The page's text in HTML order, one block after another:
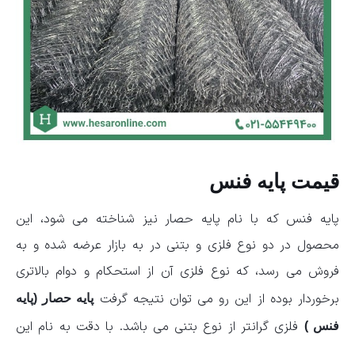
قیمت پایه فنس
پایه فنس که با نام پایه حصار نیز شناخته می شود، این
محصول در دو نوع فلزی و بتنی در به بازار عرضه شده و به
فروش می رسد، که نوع فلزی آن از استحکام و دوام بالاتری
برخوردار بوده از این رو می توان نتیجه گرفتپایه حصار (پایه
فنس ) فلزی گرانتر از نوع بتنی می باشد. با دقت به نام این